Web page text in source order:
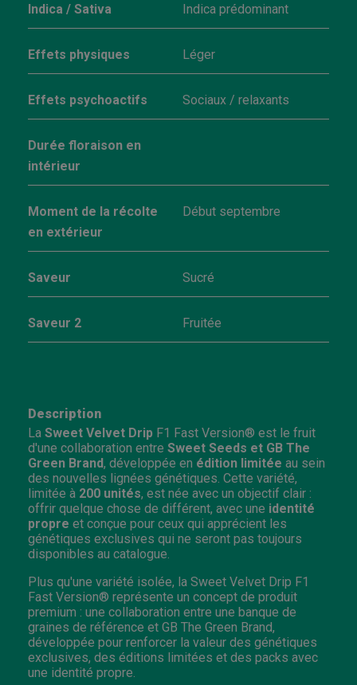
Indica / Sativa Indica prédominant
Effets physiques Léger
Effets psychoactifs Sociaux / relaxants
Durée floraison en
intérieur
Moment de la récolte
en extérieur
Début septembre
Saveur Sucré
Saveur 2 Fruitée
Description
La Sweet Velvet Drip F1 Fast Version® est le fruit
d'une collaboration entre Sweet Seeds et GB The
Green Brand, développée en édition limitée au sein
des nouvelles lignées génétiques. Cette variété,
limitée à 200 unités, est née avec un objectif clair :
offrir quelque chose de différent, avec une identité
propre et conçue pour ceux qui apprécient les
génétiques exclusives qui ne seront pas toujours
disponibles au catalogue.
Plus qu'une variété isolée, la Sweet Velvet Drip F1
Fast Version® représente un concept de produit
premium : une collaboration entre une banque de
graines de référence et GB The Green Brand,
développée pour renforcer la valeur des génétiques
exclusives, des éditions limitées et des packs avec
une identité propre.